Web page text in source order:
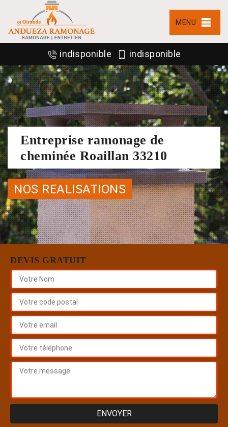
MENU
indisponible indisponible
Entreprise ramonage de
cheminée Roaillan 33210
NOS REALISATIONS
DEVIS GRATUIT